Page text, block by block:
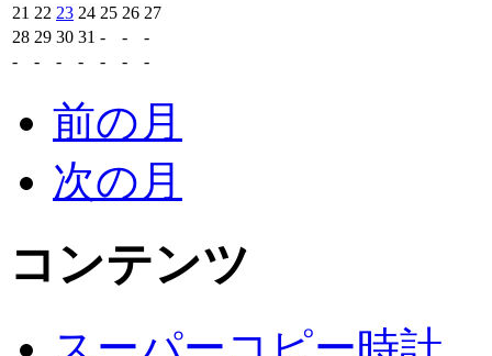
21 22 23 24 25 26 27
28 29 30 31 - -
-
-
- - - - - -
前の月
次の月
コンテンツ